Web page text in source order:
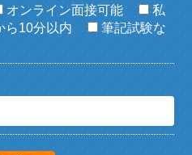
オンライン面接可能
私
ら10分以内
筆記試験な